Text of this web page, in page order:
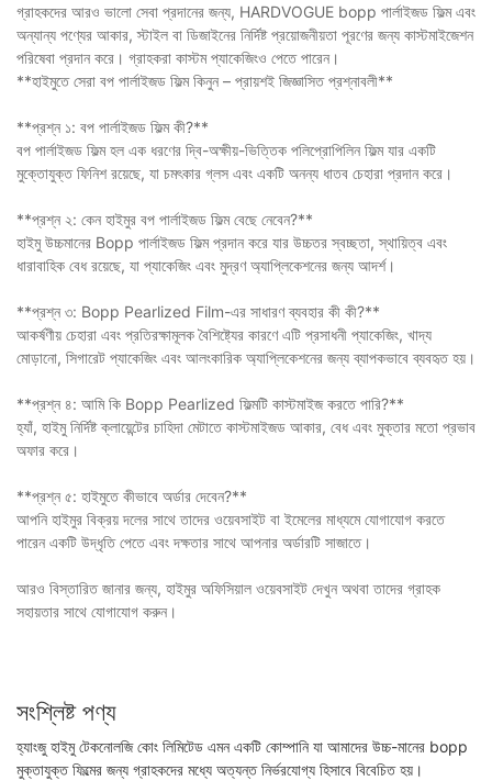
গ্রাহকদের আরও ভালো সেবা প্রদানের জন্য, HARDVOGUE bopp পার্লাইজড ফিল্ম এবং
অন্যান্য পণ্যের আকার, স্টাইল বা ডিজাইনের নির্দিষ্ট প্রয়োজনীয়তা পূরণের জন্য কাস্টমাইজেশন
পরিষেবা প্রদান করে। গ্রাহকরা কাস্টম প্যাকেজিংও পেতে পারেন।
**হাইমুতে সেরা বপ পার্লাইজড ফিল্ম কিনুন – প্রায়শই জিজ্ঞাসিত প্রশ্নাবলী**
**প্রশ্ন ১: বপ পার্লাইজড ফিল্ম কী?**
বপ পার্লাইজড ফিল্ম হল এক ধরণের দ্বি-অক্ষীয়-ভিত্তিক পলিপ্রোপিলিন ফিল্ম যার একটি
মুক্তোযুক্ত ফিনিশ রয়েছে, যা চমৎকার গ্লস এবং একটি অনন্য ধাতব চেহারা প্রদান করে।
**প্রশ্ন ২: কেন হাইমুর বপ পার্লাইজড ফিল্ম বেছে নেবেন?**
হাইমু উচ্চমানের Bopp পার্লাইজড ফিল্ম প্রদান করে যার উচ্চতর স্বচ্ছতা, স্থায়িত্ব এবং
ধারাবাহিক বেধ রয়েছে, যা প্যাকেজিং এবং মুদ্রণ অ্যাপ্লিকেশনের জন্য আদর্শ।
**প্রশ্ন ৩: Bopp Pearlized Film-এর সাধারণ ব্যবহার কী কী?**
আকর্ষণীয় চেহারা এবং প্রতিরক্ষামূলক বৈশিষ্ট্যের কারণে এটি প্রসাধনী প্যাকেজিং, খাদ্য
মোড়ানো, সিগারেট প্যাকেজিং এবং আলংকারিক অ্যাপ্লিকেশনের জন্য ব্যাপকভাবে ব্যবহৃত হয়।
**প্রশ্ন ৪: আমি কি Bopp Pearlized ফিল্মটি কাস্টমাইজ করতে পারি?**
হ্যাঁ, হাইমু নির্দিষ্ট ক্লায়েন্টের চাহিদা মেটাতে কাস্টমাইজড আকার, বেধ এবং মুক্তার মতো প্রভাব
অফার করে।
**প্রশ্ন ৫: হাইমুতে কীভাবে অর্ডার দেবেন?**
আপনি হাইমুর বিক্রয় দলের সাথে তাদের ওয়েবসাইট বা ইমেলের মাধ্যমে যোগাযোগ করতে
পারেন একটি উদ্ধৃতি পেতে এবং দক্ষতার সাথে আপনার অর্ডারটি সাজাতে।
আরও বিস্তারিত জানার জন্য, হাইমুর অফিসিয়াল ওয়েবসাইট দেখুন অথবা তাদের গ্রাহক
সহায়তার সাথে যোগাযোগ করুন।
সংশ্লিষ্ট পণ্য
হ্যাংজু হাইমু টেকনোলজি কোং লিমিটেড এমন একটি কোম্পানি যা আমাদের উচ্চ-মানের bopp
মুক্তাযুক্ত ফিল্মের জন্য গ্রাহকদের মধ্যে অত্যন্ত নির্ভরযোগ্য হিসাবে বিবেচিত হয়।